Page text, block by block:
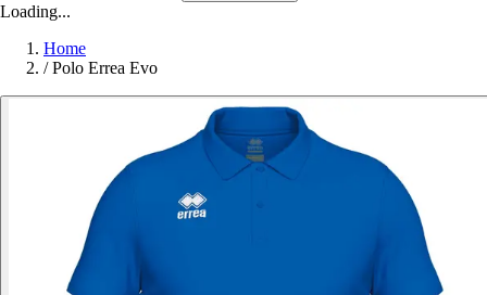
Loading...
Home
/ Polo Errea Evo